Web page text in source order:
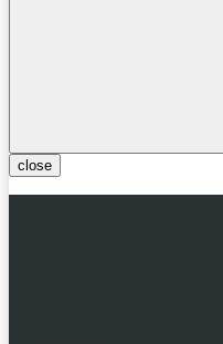
close